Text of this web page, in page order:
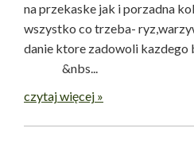
na przekaske jak i porzadna
wszystko co trzeba-
danie ktore zadowoli kazdego
&nbs...
czytaj więcej »